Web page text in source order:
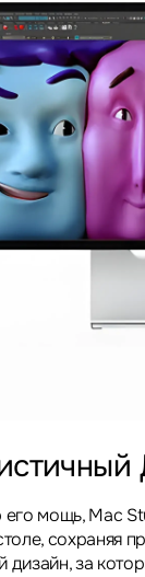
мощь, Mac
сохраняя
дизайн, за